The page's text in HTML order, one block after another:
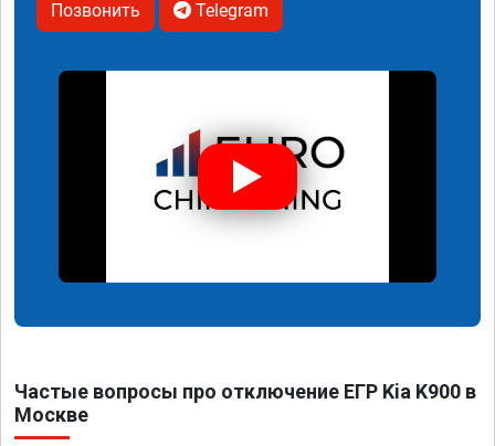
Позвонить Telegram
Частые вопросы про отключение ЕГР Kia K900 в
Москве